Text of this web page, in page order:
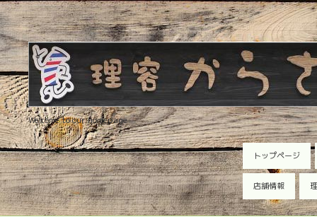
Welcome to our homepage
トップページ
店舗情報